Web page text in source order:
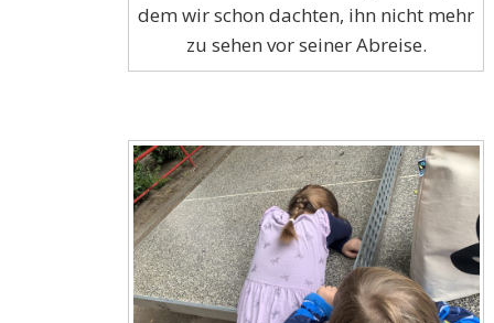
dem wir schon dachten, ihn nicht mehr
zu sehen vor seiner Abreise.